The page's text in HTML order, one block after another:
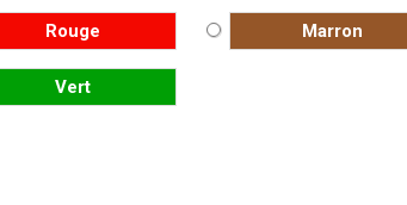
Rouge Marron
Vert